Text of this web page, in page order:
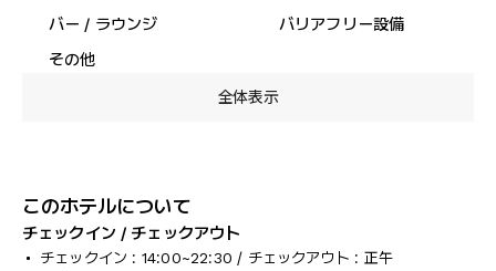
バー / ラウンジ
バリアフリー設備
その他
全体表示
このホテルについて
チェックイン / チェックアウト
チェックイン : 14:00~22:30 / チェックアウト : 正午